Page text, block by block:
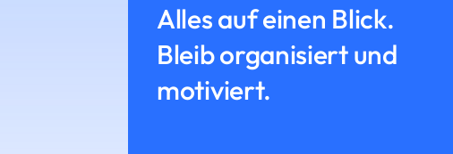
Alles auf einen Blick.
Bleib organisiert und
motiviert.